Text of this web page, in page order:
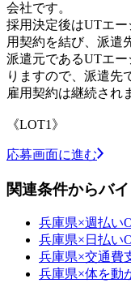
会社です。
採用決定後はUTエ
用契約を結び、派遣
派遣元であるUTエ
りますので、派遣先
雇用契約は継続され
《LOT1》
応募画面に進む
関連条件からバ
兵庫県×週払い
兵庫県×日払い
兵庫県×交通費
兵庫県×体を動